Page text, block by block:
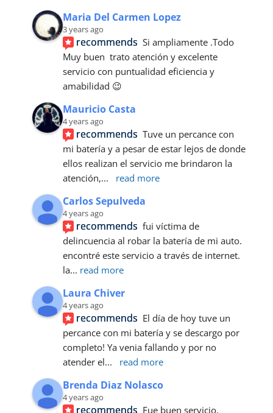
Maria Del Carmen Lopez
3 years ago
recommends Si ampliamente .Todo
Muy buen  trato atención y excelente
servicio con puntualidad eficiencia y
amabilidad 😉
Mauricio Casta
4 years ago
recommends Tuve un percance con
mi batería y a pesar de estar lejos de donde
ellos realizan el servicio me brindaron la
atención,... read more
Carlos Sepulveda
4 years ago
recommends fui víctima de
delincuencia al robar la batería de mi auto.
encontré este servicio a través de internet.
la... read more
Laura Chiver
4 years ago
recommends El día de hoy tuve un
percance con mi batería y se descargo por
completo! Ya venia fallando y por no
atender el... read more
Brenda Diaz Nolasco
4 years ago
recommends Fue buen servicio,